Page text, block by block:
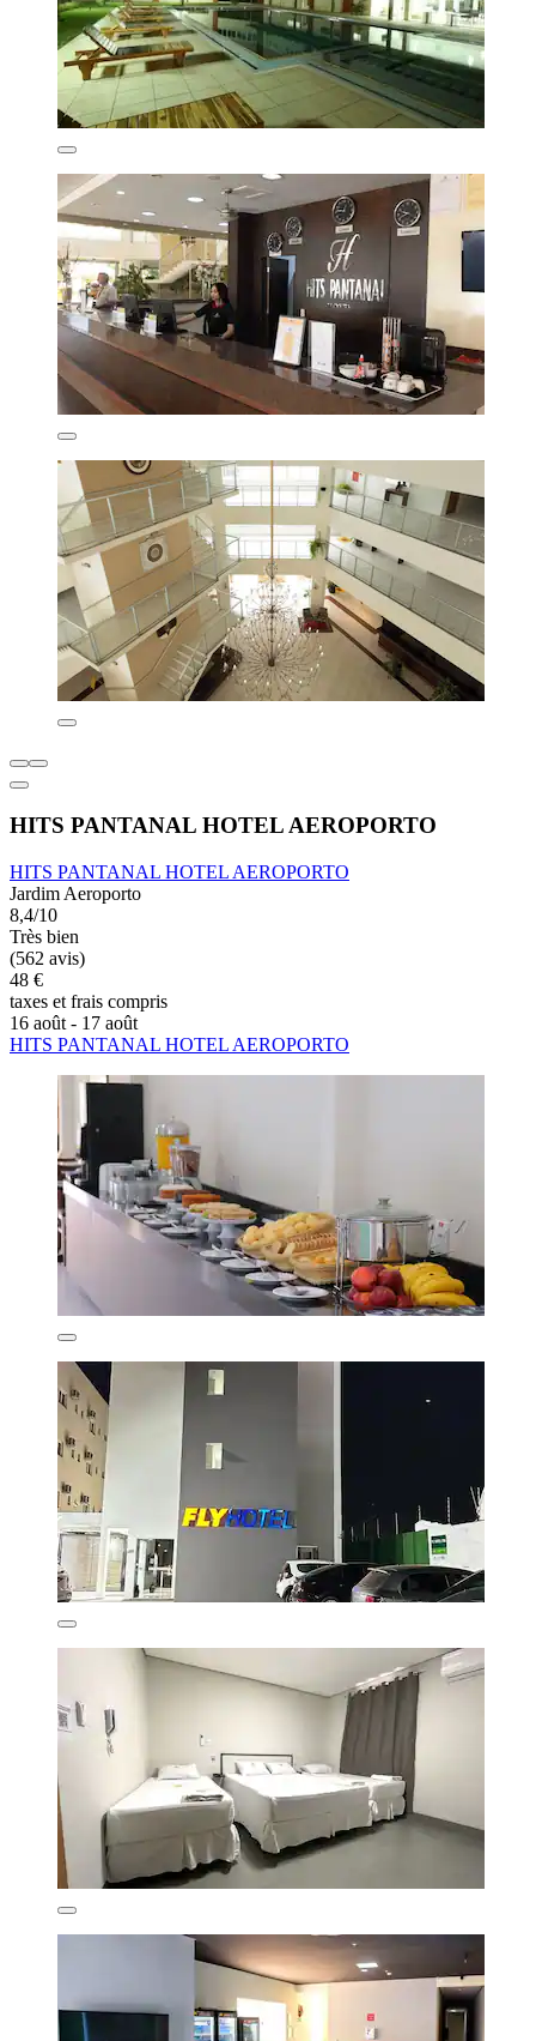
HITS PANTANAL HOTEL AEROPORTO
HITS PANTANAL HOTEL AEROPORTO
Jardim Aeroporto
8,4/10
Très bien
(562 avis)
48 €
taxes et frais compris
16 août - 17 août
HITS PANTANAL HOTEL AEROPORTO